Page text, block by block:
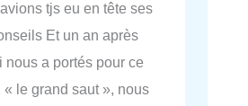
tjs eu en tête ses
Et un an après
nous a portés pour ce
« le grand saut », nous